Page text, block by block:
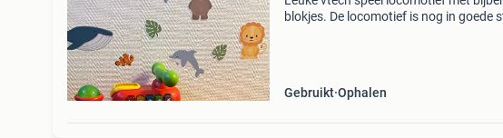
blokjes. De locomotief is nog in goede
Gebruikt Ophalen